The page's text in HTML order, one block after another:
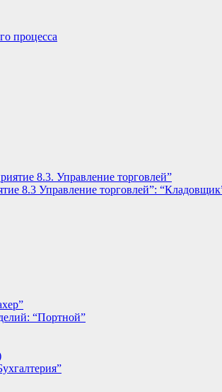
процесса
8.3. Управление торговлей”
8.3 Управление торговлей”:
“Портной”